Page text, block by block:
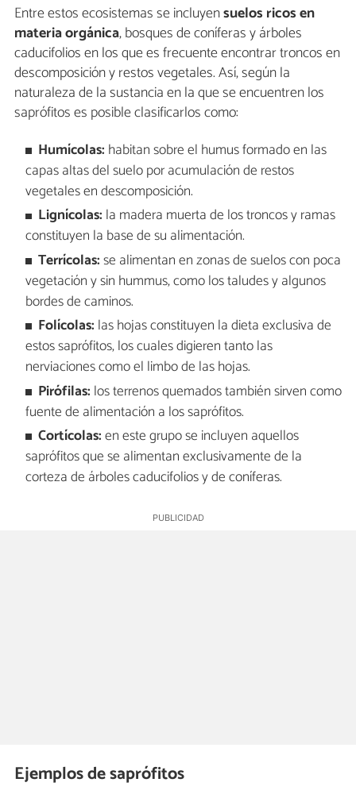
Entre estos ecosistemas se incluyensuelos ricos en
materia orgánica, bosques de coníferas y árboles
caducifolios en los que es frecuente encontrar troncos en
descomposición y restos vegetales. Así, según la
naturaleza de la sustancia en la que se encuentren los
saprófitos es posible clasificarlos como:
Humícolas: habitan sobre el humus formado en las
capas altas del suelo por acumulación de restos
vegetales en descomposición.
Lignícolas: la madera muerta de los troncos y ramas
constituyen la base de su alimentación.
Terrícolas:se alimentan en zonas de suelos con poca
vegetación y sin hummus, como los taludes y algunos
bordes de caminos.
Folícolas: las hojas constituyen la dieta exclusiva de
estos saprófitos, los cuales digieren tanto las
nerviaciones como el limbo de las hojas.
Pirófilas: los terrenos quemados también sirven como
fuente de alimentación a los saprófitos.
Cortícolas:en este grupo se incluyen aquellos
saprófitos que se alimentan exclusivamente de la
corteza de árboles caducifolios y de coníferas.
Ejemplos de saprófitos